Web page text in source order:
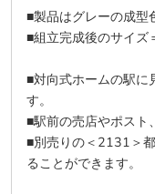
■製品はグレーの成型
■組立完成後のサイ
■対向式ホームの駅に
す。
■駅前の売店やポスト
■別売りの＜2131＞
ることができます。